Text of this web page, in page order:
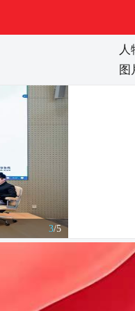
人
图
3/5